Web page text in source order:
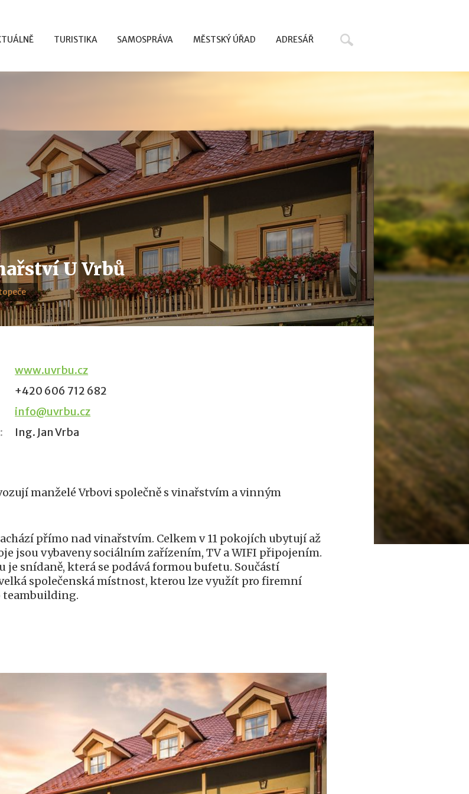
TURISTIKA SAMOSPRÁVA MĚSTSKÝ ÚŘAD ADRESÁŘ
U Vrbů
www.uvrbu.cz
+420 606 712 682
info@uvrbu.cz
Ing. Jan Vrba
manželé Vrbovi společně s vinařstvím a vinným
přímo nad vinařstvím. Celkem v 11 pokojích ubytují až
jsou vybaveny sociálním zařízením, TV a WIFI připojením.
je snídaně, která se podává formou bufetu. Součástí
společenská místnost, kterou lze využít pro firemní
teambuilding.